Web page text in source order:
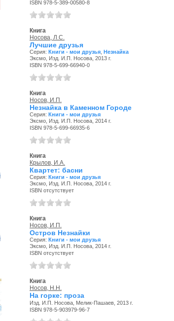
ISBN 978-5-389-00580-8
Книга
Носова, Л.С.
Лучшие друзья
Серия: Книги - мои друзья Незнайка
Эксмо, Изд. И.П. Носова, 2013 г.
ISBN 978-5-699-66940-0
Книга
Носов, И.П.
Незнайка в Каменном Городе
Серия: Книги - мои друзья
Эксмо, Изд. И.П. Носова, 2014 г.
ISBN 978-5-699-66935-6
Книга
Крылов, И.А.
Квартет: басни
Серия: Книги - мои друзья
Эксмо, Изд. И.П. Носова, 2014 г.
ISBN отсутствует
Книга
Носов, И.П.
Остров Незнайки
Серия: Книги - мои друзья
Эксмо, Изд. И.П. Носова, 2014 г.
ISBN отсутствует
Книга
Носов, Н.Н.
На горке: проза
Изд. И.П. Носова, Мелик-Пашаев, 2013 г.
ISBN 978-5-903979-96-7